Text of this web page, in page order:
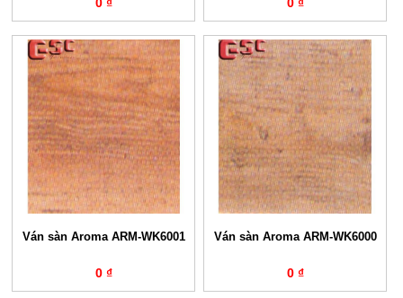
Ván sàn Aroma ARM-WK6001
0 ₫
Ván sàn Aroma ARM-WK6000
0 ₫